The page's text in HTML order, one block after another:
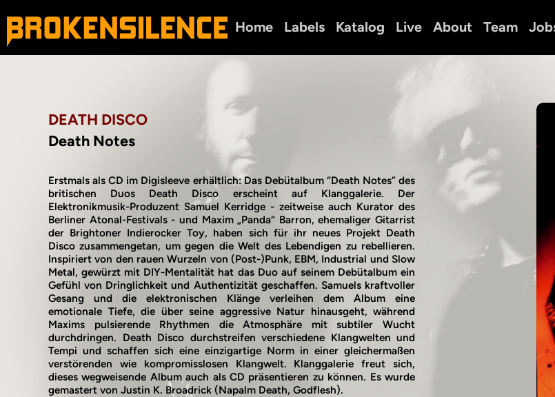
Home Labels Katalog Live About Team
DEATH DISCO
Death Notes
Erstmals als CD im Digisleeve erhältlich: Das Debütalbum “Death Notes” des
britischen Duos Death Disco erscheint auf Klanggalerie. Der
Elektronikmusik-Produzent Samuel Kerridge - zeitweise auch Kurator des
Berliner Atonal-Festivals - und Maxim „Panda“ Barron, ehemaliger Gitarrist
der Brightoner Indierocker Toy, haben sich für ihr neues Projekt Death
Disco zusammengetan, um gegen die Welt des Lebendigen zu rebellieren.
Inspiriert von den rauen Wurzeln von (Post-)Punk, EBM, Industrial und Slow
Metal, gewürzt mit DIY-Mentalität hat das Duo auf seinem Debütalbum ein
Gefühl von Dringlichkeit und Authentizität geschaffen. Samuels kraftvoller
Gesang und die elektronischen Klänge verleihen dem Album eine
emotionale Tiefe, die über seine aggressive Natur hinausgeht, während
Maxims pulsierende Rhythmen die Atmosphäre mit subtiler Wucht
durchdringen. Death Disco durchstreifen verschiedene Klangwelten und
Tempi und schaffen sich eine einzigartige Norm in einer gleichermaßen
verstörenden wie kompromisslosen Klangwelt. Klanggalerie freut sich,
dieses wegweisende Album auch als CD präsentieren zu können. Es wurde
gemastert von Justin K. Broadrick (Napalm Death, Godflesh).